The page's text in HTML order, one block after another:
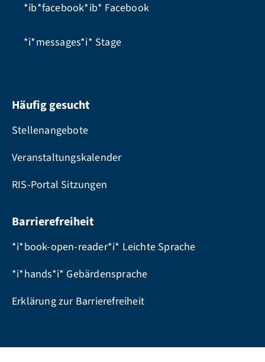
*ib*facebook*ib* Facebook
*i*messages*i* Stage
Häufig gesucht
Stellenangebote
Veranstaltungskalender
RIS-Portal Sitzungen
Barrierefreiheit
*i*book-open-reader*i* Leichte Sprache
*i*hands*i* Gebärdensprache
Erklärung zur Barrierefreiheit